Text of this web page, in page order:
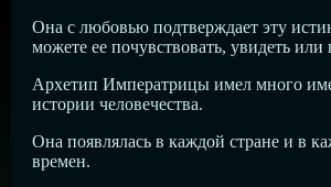
Она с любовью подтверждает эту
можете ее почувствовать, увидеть или
Архетип Императрицы имел много
истории человечества.
Она появлялась в каждой стране и в
времен.